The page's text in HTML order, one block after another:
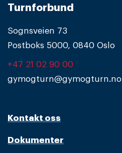
Turnforbund
Sognsveien 73
Postboks 5000, 0840 Oslo
+47 21 02 90 00
gymogturn@gymogturn.no
Kontakt oss
Dokumenter